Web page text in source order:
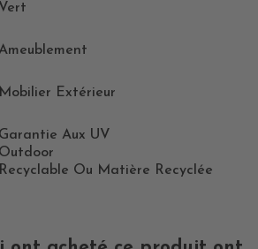
Vert
Mobilier Extérieur
Garantie Aux UV
Outdoor
Recyclable Ou Matière Recyclée